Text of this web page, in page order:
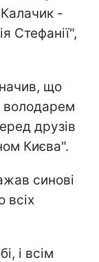
-
Стефанії",
що
володарем
друзів
Києва".
синові
всіх
і всім